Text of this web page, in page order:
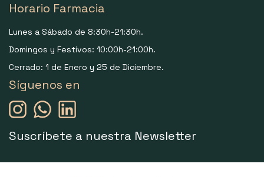
Horario Farmacia
Lunes a Sábado de 8:30h-21:30h.
Domingos y Festivos: 10:00h-21:00h.
Cerrado: 1 de Enero y 25 de Diciembre.
Síguenos en
Suscríbete a nuestra Newsletter